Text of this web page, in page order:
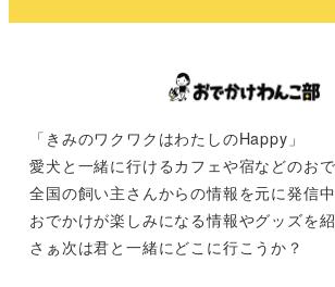
「きみのワクワクはわたしのHappy」
愛犬と一緒に行けるカフェや宿などのお
全国の飼い主さんからの情報を元に発信中
おでかけが楽しみになる情報やグッズを
さぁ次は君と一緒にどこに行こうか？